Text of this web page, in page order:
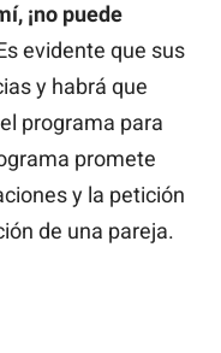
¡no puede
evidente que sus
y habrá que
programa para
promete
y la petición
de una pareja.